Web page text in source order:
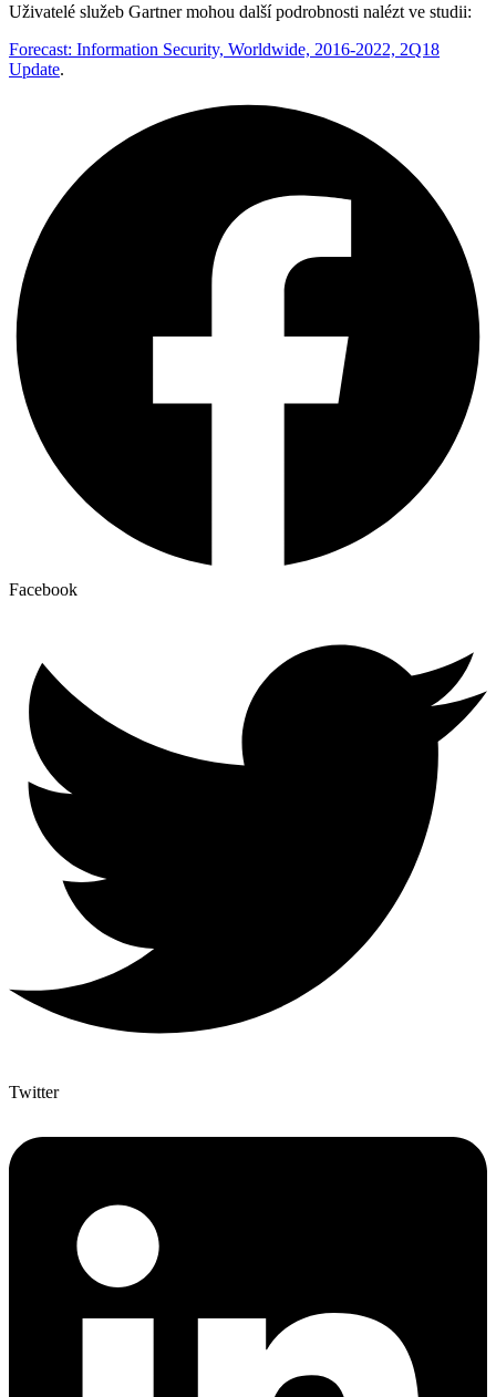
Uživatelé služeb Gartner mohou další podrobnosti nalézt ve studii:
Forecast: Information Security, Worldwide, 2016-2022, 2Q18
Update.
Facebook
Twitter